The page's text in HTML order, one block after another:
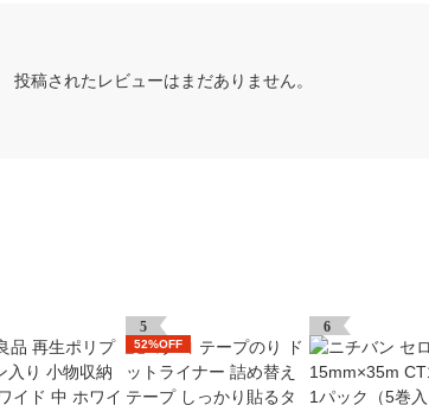
投稿されたレビューはまだありません。
5
52%OFF
6